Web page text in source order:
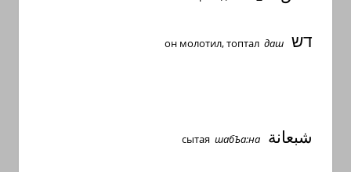
דש он молотил, топтал даш
شبعانة сытая шабЪа:на